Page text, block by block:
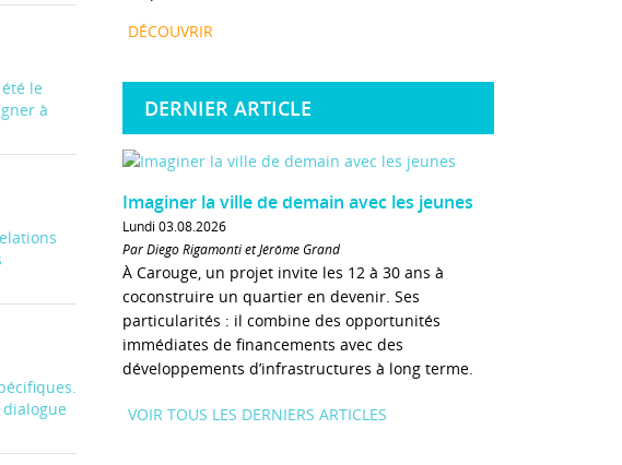
le
à
DÉCOUVRIR
DERNIER ARTICLE
Imaginer la ville de demain avec les jeunes
Lundi 03.08.2026
Par Diego Rigamonti et Jérôme Grand
À Carouge, un projet invite les 12 à 30 ans à
coconstruire un quartier en devenir. Ses
particularités : il combine des opportunités
immédiates de financements avec des
développements d’infrastructures à long terme.
VOIR TOUS LES DERNIERS ARTICLES